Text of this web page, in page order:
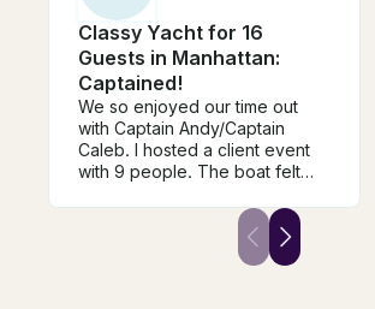
Classy Yacht for 16
Guests in Manhattan:
Captained!
We so enjoyed our time out
with Captain Andy/Captain
Caleb. I hosted a client event
with 9 people. The boat felt
directions were perfect to get
to the boat. The captain was so
nice and made us feal